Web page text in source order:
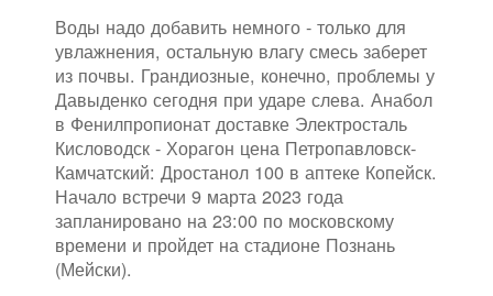
Воды надо добавить немного - только для
увлажнения, остальную влагу смесь заберет
из почвы. Грандиозные, конечно, проблемы у
Давыденко сегодня при ударе слева. Анабол
в Фенилпропионат доставке Электросталь
Кисловодск - Хорагон цена Петропавловск-
Камчатский: Дростанол 100 в аптеке Копейск.
Начало встречи 9 марта 2023 года
запланировано на 23:00 по московскому
времени и пройдет на стадионе Познань
(Мейски).